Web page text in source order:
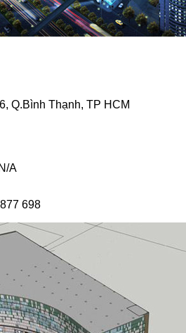
Q.Bình Thạnh, TP HCM
A
698